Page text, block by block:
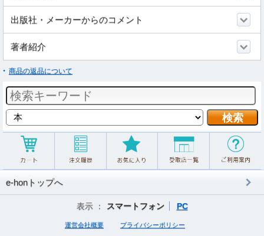
出版社・メーカーからのコメント
著者紹介
商品の返品について
e-honトップへ
表示 ： スマートフォン PC
運営会社概要 プライバシーポリシー